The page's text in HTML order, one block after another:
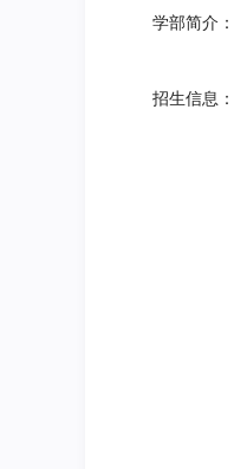
学部简介：
招生信息：